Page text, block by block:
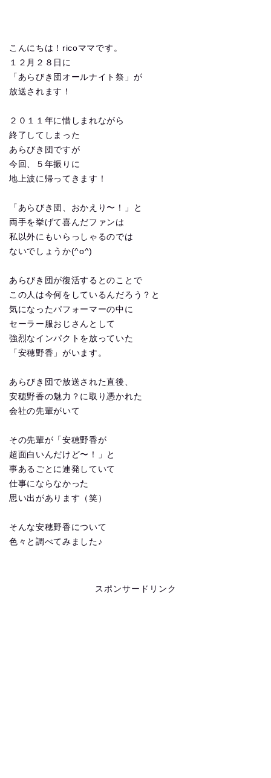
こんにちは！ricoママです。
１２月２８日に
「あらびき団オールナイト祭」が
放送されます！
２０１１年に惜しまれながら
終了してしまった
あらびき団ですが
今回、５年振りに
地上波に帰ってきます！
「あらびき団、おかえり〜！」と
両手を挙げて喜んだファンは
私以外にもいらっしゃるのでは
ないでしょうか(^o^)
あらびき団が復活するとのことで
この人は今何をしているんだろう？と
気になったパフォーマーの中に
セーラー服おじさんとして
強烈なインパクトを放っていた
「安穂野香」がいます。
あらびき団で放送された直後、
安穂野香の魅力？に取り憑かれた
会社の先輩がいて
その先輩が「安穂野香が
超面白いんだけど〜！」と
事あるごとに連発していて
仕事にならなかった
思い出があります（笑）
そんな安穂野香について
色々と調べてみました♪
スポンサードリンク